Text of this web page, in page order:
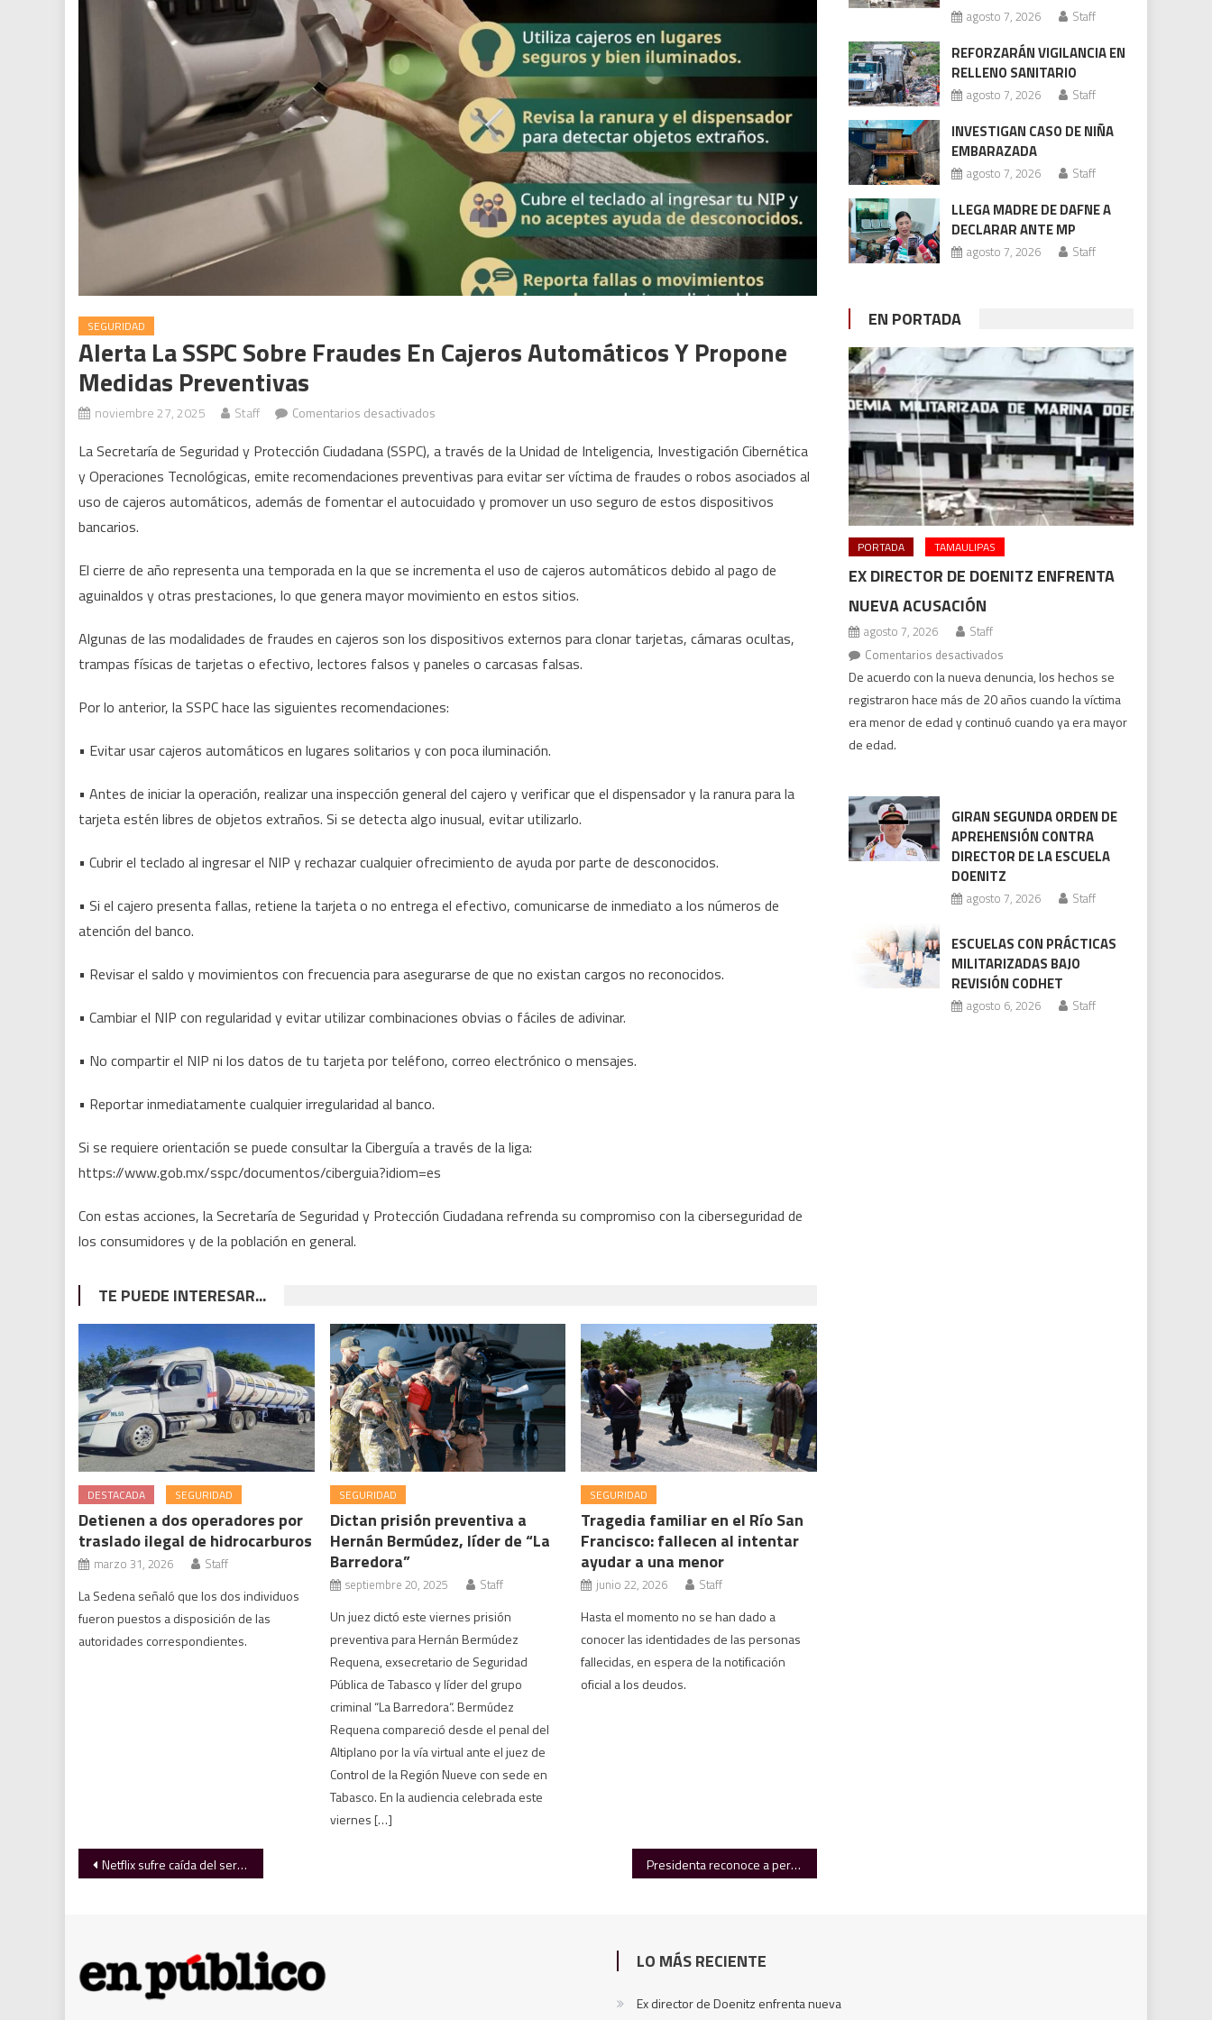
SEGURIDAD
Alerta La SSPC Sobre Fraudes En Cajeros Automáticos Y Propone
Medidas Preventivas
noviembre 27, 2025 Staff Comentarios desactivados
la
SSPC
sobre
cajeros
automáticos
propone
medidas
La Secretaría de Seguridad y Protección Ciudadana (SSPC), a través de la Unidad de Inteligencia, Investigación Cibernética
y Operaciones Tecnológicas, emite recomendaciones preventivas para evitar ser víctima de fraudes o robos asociados al
uso de cajeros automáticos, además de fomentar el autocuidado y promover un uso seguro de estos dispositivos
bancarios.
El cierre de año representa una temporada en la que se incrementa el uso de cajeros automáticos debido al pago de
aguinaldos y otras prestaciones, lo que genera mayor movimiento en estos sitios.
Algunas de las modalidades de fraudes en cajeros son los dispositivos externos para clonar tarjetas, cámaras ocultas,
trampas físicas de tarjetas o efectivo, lectores falsos y paneles o carcasas falsas.
Por lo anterior, la SSPC hace las siguientes recomendaciones:
• Evitar usar cajeros automáticos en lugares solitarios y con poca iluminación.
• Antes de iniciar la operación, realizar una inspección general del cajero y verificar que el dispensador y la ranura para la
tarjeta estén libres de objetos extraños. Si se detecta algo inusual, evitar utilizarlo.
• Cubrir el teclado al ingresar el NIP y rechazar cualquier ofrecimiento de ayuda por parte de desconocidos.
• Si el cajero presenta fallas, retiene la tarjeta o no entrega el efectivo, comunicarse de inmediato a los números de
atención del banco.
• Revisar el saldo y movimientos con frecuencia para asegurarse de que no existan cargos no reconocidos.
• Cambiar el NIP con regularidad y evitar utilizar combinaciones obvias o fáciles de adivinar.
• No compartir el NIP ni los datos de tu tarjeta por teléfono, correo electrónico o mensajes.
• Reportar inmediatamente cualquier irregularidad al banco.
Si se requiere orientación se puede consultar la Ciberguía a través de la liga:
https://www.gob.mx/sspc/documentos/ciberguia?idiom=es
Con estas acciones, la Secretaría de Seguridad y Protección Ciudadana refrenda su compromiso con la ciberseguridad de
los consumidores y de la población en general.
TE PUEDE INTERESAR...
DESTACADA SEGURIDAD
Detienen a dos operadores por
traslado ilegal de hidrocarburos
marzo 31, 2026 Staff
La Sedena señaló que los dos individuos
fueron puestos a disposición de las
autoridades correspondientes.
SEGURIDAD
Dictan prisión preventiva a
Hernán Bermúdez, líder de “La
Barredora”
septiembre 20, 2025 Staff
Un juez dictó este viernes prisión
preventiva para Hernán Bermúdez
Requena, exsecretario de Seguridad
Pública de Tabasco y líder del grupo
criminal “La Barredora“. Bermúdez
Requena compareció desde el penal del
Altiplano por la vía virtual ante el juez de
Control de la Región Nueve con sede en
Tabasco. En la audiencia celebrada este
viernes […]
SEGURIDAD
Tragedia familiar en el Río San
Francisco: fallecen al intentar
ayudar a una menor
junio 22, 2026 Staff
Hasta el momento no se han dado a
conocer las identidades de las personas
fallecidas, en espera de la notificación
oficial a los deudos.
Navegación
Netflix sufre caída del servicio tras el estreno de Stranger Things 5 Presidenta reconoce a personal que atendió al pueblo tras las lluvias intensas
agosto 7, 2026 Staff
REFORZARÁN VIGILANCIA EN
RELLENO SANITARIO
agosto 7, 2026 Staff
INVESTIGAN CASO DE NIÑA
EMBARAZADA
agosto 7, 2026 Staff
LLEGA MADRE DE DAFNE A
DECLARAR ANTE MP
agosto 7, 2026 Staff
EN PORTADA
PORTADA TAMAULIPAS
EX DIRECTOR DE DOENITZ ENFRENTA
NUEVA ACUSACIÓN
agosto 7, 2026
Staff
Comentarios desactivados
Ex
director
de
De acuerdo con la nueva denuncia, los hechos se
registraron hace más de 20 años cuando la víctima
era menor de edad y continuó cuando ya era mayor
de edad.
GIRAN SEGUNDA ORDEN DE
APREHENSIÓN CONTRA
DIRECTOR DE LA ESCUELA
DOENITZ
agosto 7, 2026 Staff
ESCUELAS CON PRÁCTICAS
MILITARIZADAS BAJO
REVISIÓN CODHET
agosto 6, 2026 Staff
LO MÁS RECIENTE
Ex director de Doenitz enfrenta nueva